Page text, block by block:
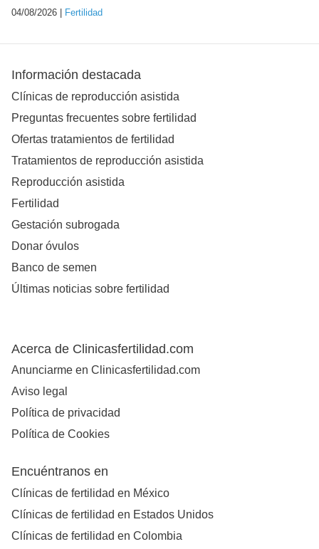
04/08/2026 | Fertilidad
Información destacada
Clínicas de reproducción asistida
Preguntas frecuentes sobre fertilidad
Ofertas tratamientos de fertilidad
Tratamientos de reproducción asistida
Reproducción asistida
Fertilidad
Gestación subrogada
Donar óvulos
Banco de semen
Últimas noticias sobre fertilidad
Acerca de Clinicasfertilidad.com
Anunciarme en Clinicasfertilidad.com
Aviso legal
Política de privacidad
Política de Cookies
Encuéntranos en
Clínicas de fertilidad en México
Clínicas de fertilidad en Estados Unidos
Clínicas de fertilidad en Colombia